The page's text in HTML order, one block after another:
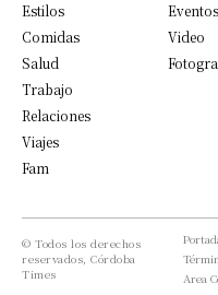
Estilos
Comidas
Salud
Trabajo
Relaciones
Viajes
Fam
Video
© Todos los derechos
reservados, Córdoba
Times
Area